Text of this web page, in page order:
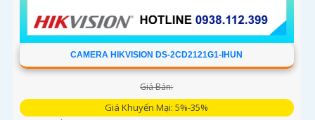
CAMERA HIKVISION DS-2CD2121G1-IHUN
Giá Bán:
Giá Khuyến Mại: 5%-35%